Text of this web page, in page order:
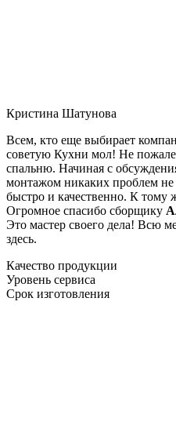
Кристина Шатунова
Всем, кто еще выбирает
советую Кухни мол! Не
спальню. Начиная с
монтажом никаких проблем
быстро и качественно. К тому
Огромное спасибо сборщику
Это мастер своего дела! Всю
здесь.
Качество продукции
Уровень сервиса
Срок изготовления